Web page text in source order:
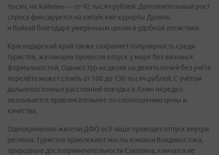
тысяч, на Хайнань — от 42 тысяч рублей. Дополнительный рост
спроса фиксируется на китайские курорты Далянь
и Вэйхай благодаря умеренным ценам и удобной логистике.
Краснодарский край также сохраняет популярность среди
туристов, желающих провести отпуск у моря без визовых
формальностей. Однако тур на двоих на девять ночей без учёта
перелёта может стоить от 100 до 130 тысяч рублей. С учётом
дальневосточных расстояний поездка в Азию нередко
оказывается привлекательнее по соотношению цены и
качества.
Одновременно жители ДФО всё чаще проводят отпуск внутри
региона. Туристов привлекают мосты и маяки Владивостока,
природные достопримечательности Сахалина, камчатские